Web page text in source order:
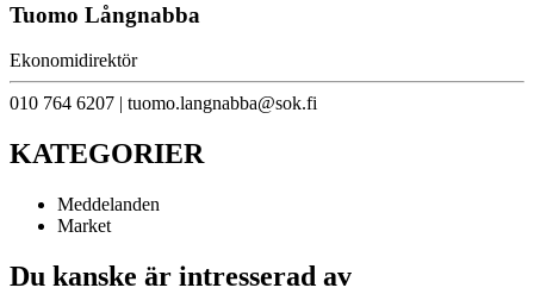
Tuomo Långnabba
Ekonomidirektör
010 764 6207 | tuomo.langnabba@sok.fi
KATEGORIER
Meddelanden
Market
Du kanske är intresserad av